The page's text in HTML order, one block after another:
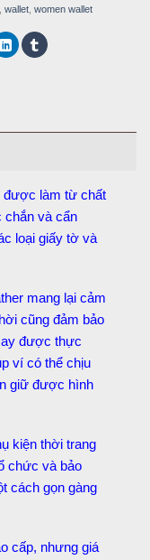
wallet women wallet
được làm từ chất
chắn và cẩn
loại giấy tờ và
mang lại cảm
cũng đảm bảo
được thực
ví có thể chịu
giữ được hình
kiện thời trang
chức và bảo
cách gọn gàng
cấp, nhưng giá